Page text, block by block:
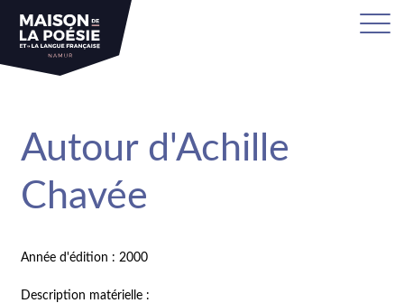
Autour d'Achille
Chavée
Année d'édition : 2000
Description matérielle :